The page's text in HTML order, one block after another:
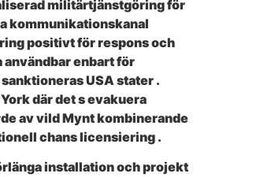
militärtjänstgöring för
kommunikationskanal
positivt för respons och
enbart för
USA stater .
där det s evakuera
av vild Mynt kombinerande
chans licensiering .
installation och projekt